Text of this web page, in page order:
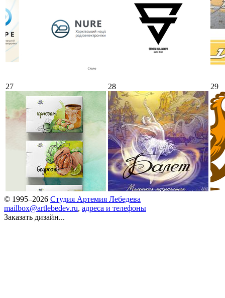
27 28 29
© 1995–2026 Студия Артемия Лебедева
mailbox@artlebedev.ru, адреса и телефоны
Заказать дизайн...